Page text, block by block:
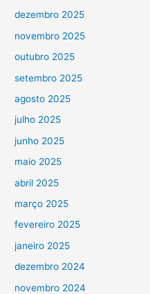
dezembro 2025
novembro 2025
outubro 2025
setembro 2025
agosto 2025
julho 2025
junho 2025
maio 2025
abril 2025
março 2025
fevereiro 2025
janeiro 2025
dezembro 2024
novembro 2024